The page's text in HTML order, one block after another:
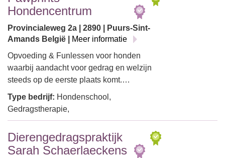
Hondencentrum
Provincialeweg 2a | 2890 | Puurs-Sint-
Amands België |
Meer informatie
Opvoeding & Funlessen voor honden
waarbij aandacht voor gedrag en welzijn
steeds op de eerste plaats komt.…
Type bedrijf: Hondenschool,
Gedragstherapie,
Dierengedragspraktijk
Sarah Schaerlaeckens